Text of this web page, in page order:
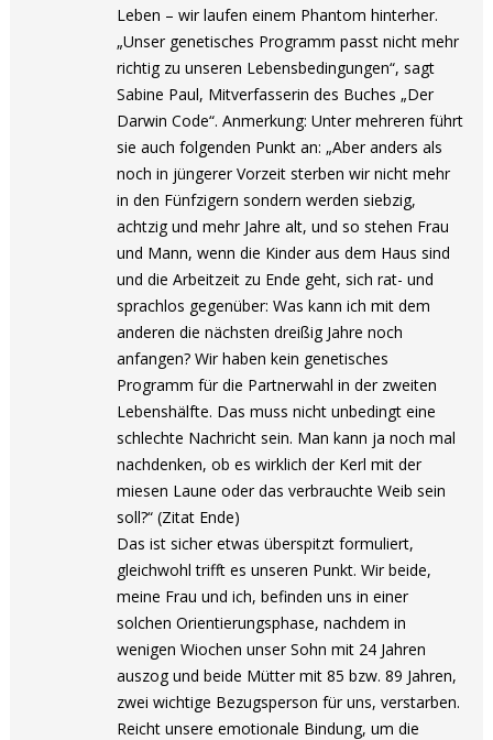
Leben – wir laufen einem Phantom hinterher.
„Unser genetisches Programm passt nicht mehr
richtig zu unseren Lebensbedingungen“, sagt
Sabine Paul, Mitverfasserin des Buches „Der
Darwin Code“. Anmerkung: Unter mehreren führt
sie auch folgenden Punkt an: „Aber anders als
noch in jüngerer Vorzeit sterben wir nicht mehr
in den Fünfzigern sondern werden siebzig,
achtzig und mehr Jahre alt, und so stehen Frau
und Mann, wenn die Kinder aus dem Haus sind
und die Arbeitzeit zu Ende geht, sich rat- und
sprachlos gegenüber: Was kann ich mit dem
anderen die nächsten dreißig Jahre noch
anfangen? Wir haben kein genetisches
Programm für die Partnerwahl in der zweiten
Lebenshälfte. Das muss nicht unbedingt eine
schlechte Nachricht sein. Man kann ja noch mal
nachdenken, ob es wirklich der Kerl mit der
miesen Laune oder das verbrauchte Weib sein
soll?“ (Zitat Ende)
Das ist sicher etwas überspitzt formuliert,
gleichwohl trifft es unseren Punkt. Wir beide,
meine Frau und ich, befinden uns in einer
solchen Orientierungsphase, nachdem in
wenigen Wiochen unser Sohn mit 24 Jahren
auszog und beide Mütter mit 85 bzw. 89 Jahren,
zwei wichtige Bezugsperson für uns, verstarben.
Reicht unsere emotionale Bindung, um die